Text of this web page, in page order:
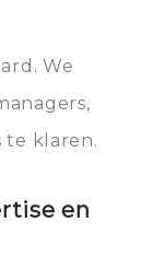
We
te klaren.
en